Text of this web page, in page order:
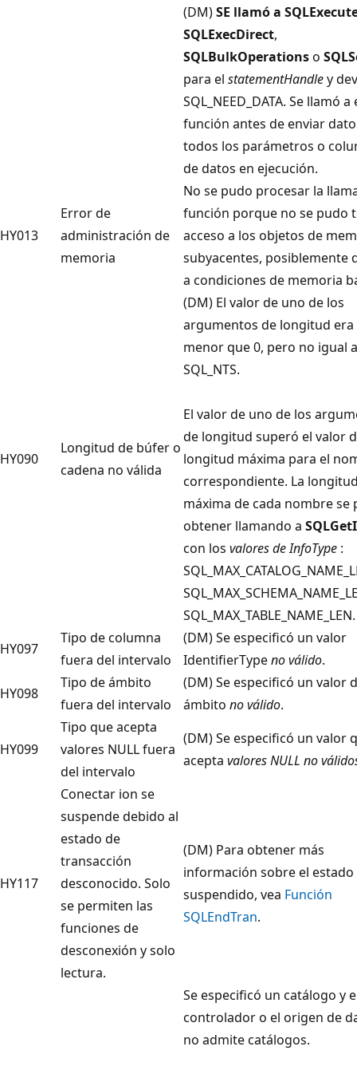
(DM)SE llamó a
SQLExecDirect,
SQLBulkOperationso
para el statementHandley
SQL_NEED_DATA. Se llamó a
función antes de enviar
todos los parámetros o
de datos en ejecución.
HY013
Error de
administración de
memoria
No se pudo procesar la
función porque no se pudo
acceso a los objetos de
subyacentes, posiblemente
a condiciones de memoria
HY090
Longitud de búfer o
cadena no válida
(DM) El valor de uno de los
argumentos de longitud era
menor que 0, pero no igual a
SQL_NTS.
El valor de uno de los
de longitud superó el valor
longitud máxima para el
correspondiente. La
máxima de cada nombre se
obtener llamando a
con los valores de InfoType :
SQL_MAX_TABLE_NAME_LEN.
HY097
Tipo de columna
fuera del intervalo
(DM) Se especificó un valor
IdentifierTypeno válido.
HY098
Tipo de ámbito
fuera del intervalo
(DM) Se especificó un valor
ámbito no válido.
HY099
Tipo que acepta
valores NULL fuera
del intervalo
(DM) Se especificó un valor
acepta valores NULL no
HY117
Conectar ion se
suspende debido al
estado de
transacción
desconocido. Solo
se permiten las
funciones de
desconexión y solo
lectura.
(DM) Para obtener más
información sobre el estado
suspendido, vea Función
SQLEndTran.
Se especificó un catálogo y
controlador o el origen de
no admite catálogos.